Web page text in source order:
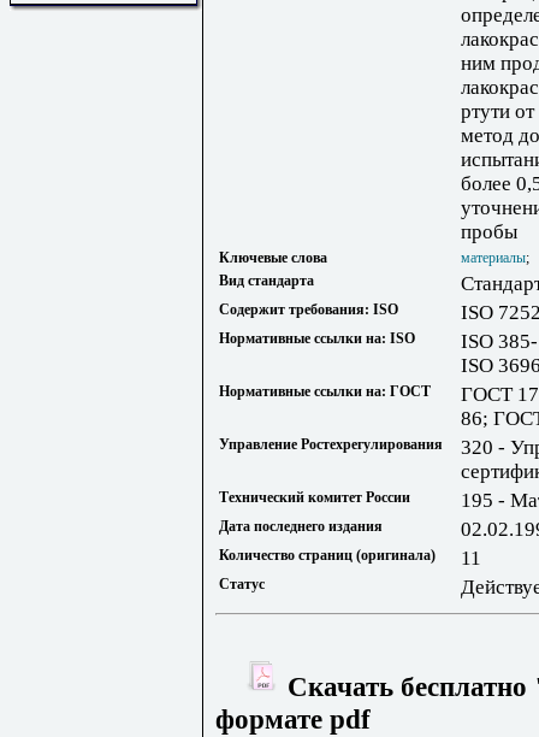
ним
ртути
метод
более
пробы
Ключевые слова материалы;
Вид стандарта
Содержит требования: ISO ISO
Нормативные ссылки на: ISO
ISO
ISO
Нормативные ссылки на: ГОСТ
ГОСТ
86;
Управление Ростехрегулирования
320 -
Технический комитет России 195 -
Дата последнего издания
Количество страниц (оригинала) 11
Статус
Скачать
формате pdf